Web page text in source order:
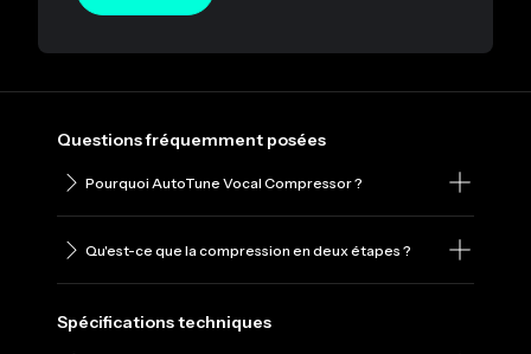
Questions fréquemment posées
Pourquoi AutoTune Vocal Compressor ?
Qu'est-ce que la compression en deux étapes ?
Spécifications techniques